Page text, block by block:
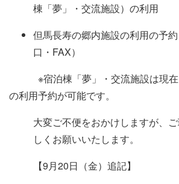
棟「夢」・交流施設）の利用
但馬長寿の郷内施設の利用の予
口・FAX）
※宿泊棟「夢」・交流施設は現在
の利用予約が可能です。
大変ご不便をおかけしますが、
しくお願いいたします。
【9月20日（金）追記】